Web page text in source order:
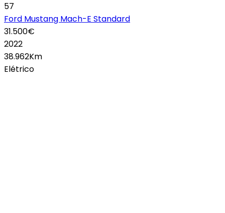
57
Ford Mustang Mach-E Standard
31.500€
2022
38.962Km
Elétrico